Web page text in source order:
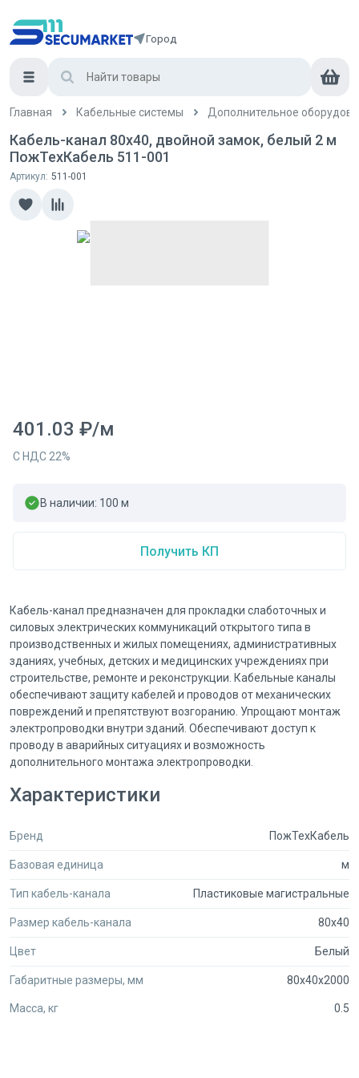
Город
Главная Кабельные системы Дополнительное
Кабель-канал 80x40, двойной замок, белый 2 м
ПожТехКабель 511-001
Артикул: 511-001
401.03 ₽/м
С НДС 22%
В наличии: 100 м
Получить КП
Кабель-канал предназначен для прокладки слаботочных и
силовых электрических коммуникаций открытого типа в
производственных и жилых помещениях, административных
зданиях, учебных, детских и медицинских учреждениях при
строительстве, ремонте и реконструкции. Кабельные каналы
обеспечивают защиту кабелей и проводов от механических
повреждений и препятствуют возгоранию. Упрощают монтаж
электропроводки внутри зданий. Обеспечивают доступ к
проводу в аварийных ситуациях и возможность
дополнительного монтажа электропроводки.
Характеристики
Бренд ПожТехКабель
Базовая единица м
Тип кабель-канала Пластиковые магистральные
Размер кабель-канала 80x40
Цвет Белый
Габаритные размеры, мм 80x40x2000
Масса, кг 0.5